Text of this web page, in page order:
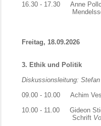
16.30 - 17.30 Anne
Freitag, 18.09.2026
3. Ethik und Politik
Diskussionsleitung:
09.00 - 10.00 Achim
10.00 - 11.00 Gideon
Schrift